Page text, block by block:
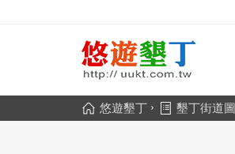
悠遊墾丁 › 墾丁街道圖